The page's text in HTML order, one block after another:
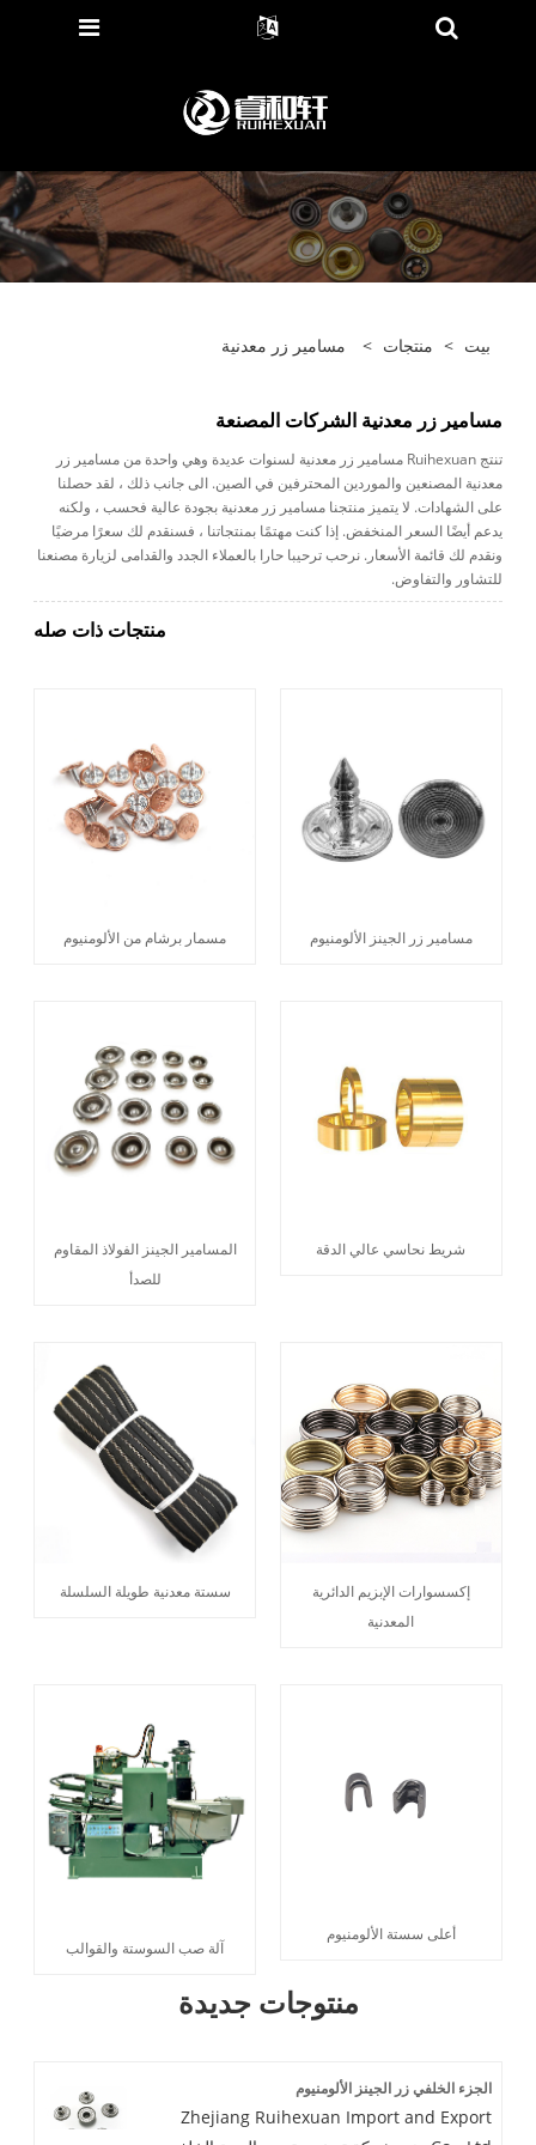
بيت > منتجات > مسامير زر معدنية
مسامير زر معدنية الشركات المصنعة
تنتج Ruihexuan مسامير زر معدنية لسنوات عديدة وهي واحدة من مسامير زر
معدنية المصنعين والموردين المحترفين في الصين. الى جانب ذلك ، لقد حصلنا
على الشهادات. لا يتميز منتجنا مسامير زر معدنية بجودة عالية فحسب ، ولكنه
يدعم أيضًا السعر المنخفض. إذا كنت مهتمًا بمنتجاتنا ، فسنقدم لك سعرًا مرضيًا
ونقدم لك قائمة الأسعار. نرحب ترحيبا حارا بالعملاء الجدد والقدامى لزيارة مصنعنا
للتشاور والتفاوض.
منتجات ذات صله
مسامير زر الجينز الألومنيوم مسمار برشام من الألومنيوم
شريط نحاسي عالي الدقة
المسامير الجينز الفولاذ المقاوم
للصدأ
إكسسوارات الإبزيم الدائرية
المعدنية
سستة معدنية طويلة السلسلة
أعلى سستة الألومنيوم
آلة صب السوستة والقوالب
منتوجات جديدة
الجزء الخلفي زر الجينز الألومنيوم
Zhejiang Ruihexuan Import and Export